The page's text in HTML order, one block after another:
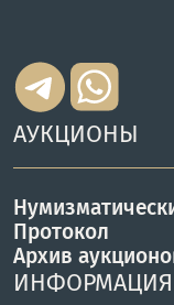
АУКЦИОНЫ
Протокол
Архив
ИНФОРМАЦИЯ